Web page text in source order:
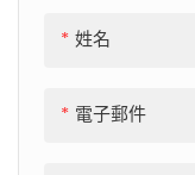
手機帶
姓名
電子郵件